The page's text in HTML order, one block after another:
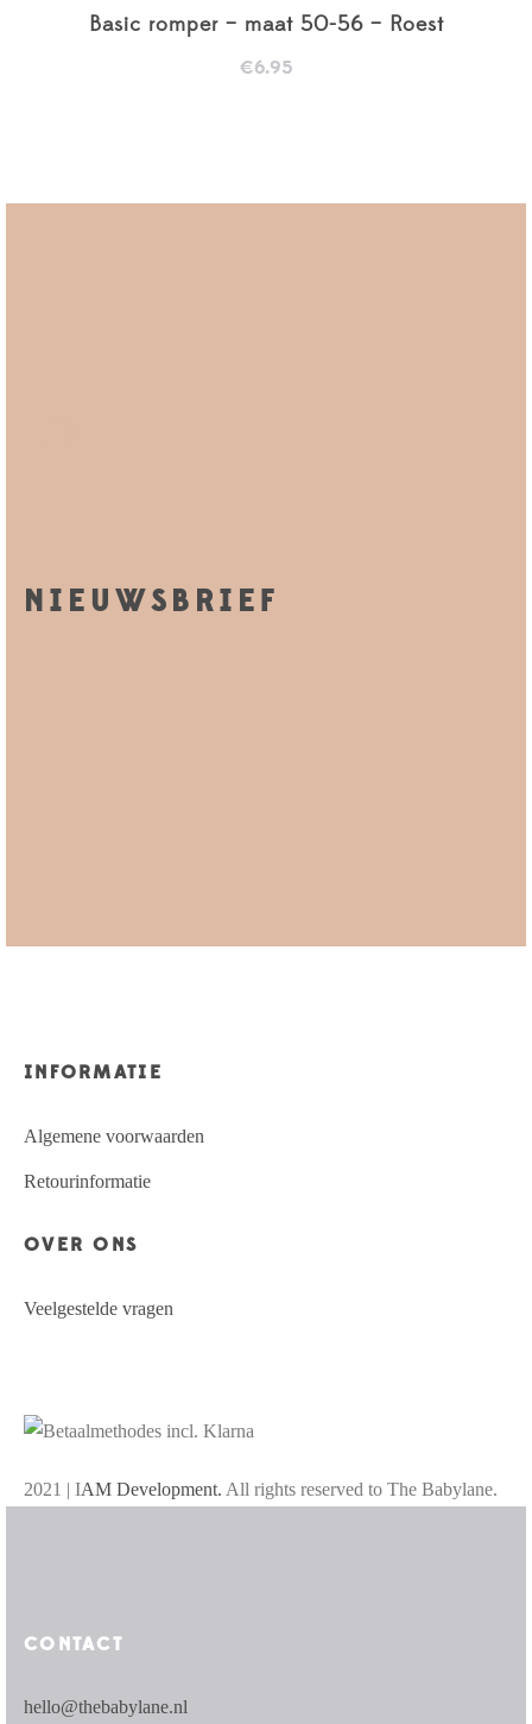
Basic romper – maat 50-56 – Roest
€6.95
NIEUWSBRIEF
INFORMATIE
Algemene voorwaarden
Retourinformatie
OVER ONS
Veelgestelde vragen
2021 | IAM Development. All rights reserved to The Babylane.
CONTACT
hello@thebabylane.nl